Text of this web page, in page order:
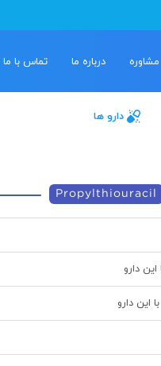
مشاوره درباره ما تماس با ما
دارو ها
Propylthiouracil
دارو
این دارو